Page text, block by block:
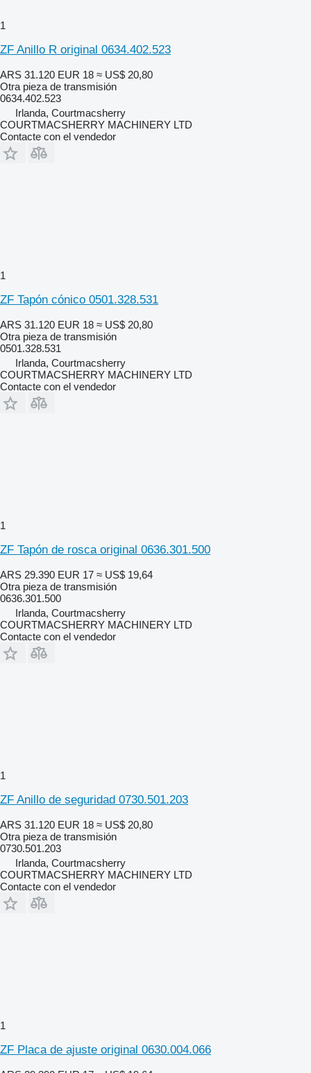
1
ZF Anillo R original 0634.402.523
ARS 31.120 EUR 18 ≈ US$ 20,80
Otra pieza de transmisión
0634.402.523
Irlanda, Courtmacsherry
COURTMACSHERRY MACHINERY LTD
Contacte con el vendedor
1
ZF Tapón cónico 0501.328.531
ARS 31.120 EUR 18 ≈ US$ 20,80
Otra pieza de transmisión
0501.328.531
Irlanda, Courtmacsherry
COURTMACSHERRY MACHINERY LTD
Contacte con el vendedor
1
ZF Tapón de rosca original 0636.301.500
ARS 29.390 EUR 17 ≈ US$ 19,64
Otra pieza de transmisión
0636.301.500
Irlanda, Courtmacsherry
COURTMACSHERRY MACHINERY LTD
Contacte con el vendedor
1
ZF Anillo de seguridad 0730.501.203
ARS 31.120 EUR 18 ≈ US$ 20,80
Otra pieza de transmisión
0730.501.203
Irlanda, Courtmacsherry
COURTMACSHERRY MACHINERY LTD
Contacte con el vendedor
1
ZF Placa de ajuste original 0630.004.066